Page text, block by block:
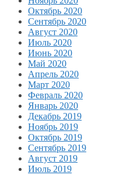
Октябрь 2020
Сентябрь 2020
Август 2020
Июль 2020
Июнь 2020
Май 2020
Апрель 2020
Март 2020
Февраль 2020
Январь 2020
Декабрь 2019
Ноябрь 2019
Октябрь 2019
Сентябрь 2019
Август 2019
Июль 2019